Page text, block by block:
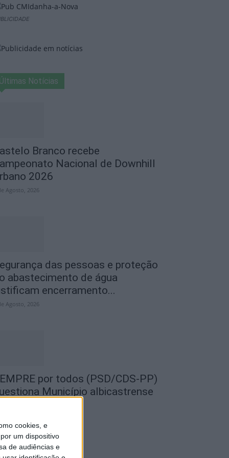
cookies, e
um dispositivo
de audiências e
Últimas Notícias
Branco recebe
Nacional de Downhill
2026
Agosto, 2026
das pessoas e proteção
abastecimento de água
encerramento...
Agosto, 2026
por todos (PSD/CDS-PP)
Município albicastrense